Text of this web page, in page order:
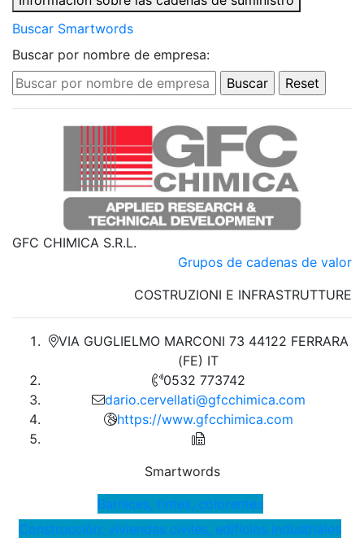
Buscar Smartwords
Buscar por nombre de empresa:
GFC CHIMICA S.R.L.
Grupos de cadenas de valor
COSTRUZIONI E INFRASTRUTTURE
VIA GUGLIELMO MARCONI 73 44122 FERRARA
(FE) IT
0532 773742
dario.cervellati@gfcchimica.com
https://www.gfcchimica.com
Smartwords
Barnices, tintes, colorantes
Construcción: viviendas civiles, edificios industriales